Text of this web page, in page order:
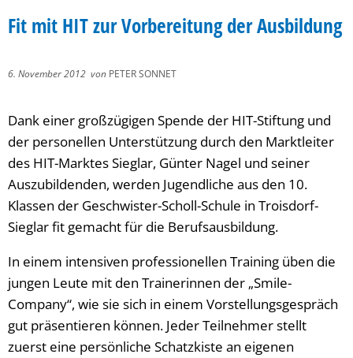
Fit mit HIT zur Vorbereitung der Ausbildung
6. November 2012 von PETER SONNET
Dank einer großzügigen Spende der HIT-Stiftung und
der personellen Unterstützung durch den Marktleiter
des HIT-Marktes Sieglar, Günter Nagel und seiner
Auszubildenden, werden Jugendliche aus den 10.
Klassen der Geschwister-Scholl-Schule in Troisdorf-
Sieglar fit gemacht für die Berufsausbildung.
In einem intensiven professionellen Training üben die
jungen Leute mit den Trainerinnen der „Smile-
Company“, wie sie sich in einem Vorstellungsgespräch
gut präsentieren können. Jeder Teilnehmer stellt
zuerst eine persönliche Schatzkiste an eigenen